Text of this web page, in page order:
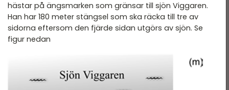
hästar på ängsmarken som gränsar till sjön Viggaren.
Han har 180 meter stängsel som ska räcka till tre av
sidorna eftersom den fjärde sidan utgörs av sjön. Se
figur nedan
ekvationssystem
Nationella Provet vt22 -
2A
Nationella Provet vt22 -
2C
HÖGSKOLEPROV
DIGITALA VERKTYG
KUL MED MATTE